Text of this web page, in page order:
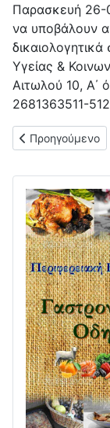
Παρασκευή 26-
να υποβάλουν
Υγείας &
Αιτωλού 10, Α΄
2681363511-
Προηγούμενο
Προηγούμενο